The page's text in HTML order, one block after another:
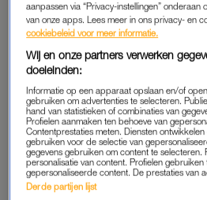
TEKORTKOMINGEN
De onderzoekers vonden geen
schendingen van het dierenwelzijn
van het verwerkingsproces
elf bezochte runderslachthuizen
eerste schot buiten het bewustzijn.
een elektrisch apparaat gebruikt om
drijven, terwijl het gebruik van
middel is toegestaan.
aanpassen via “Privacy-instellingen” onderaan
van onze apps. Lees meer in ons privacy- en
cookiebeleid voor meer informatie.
Wij en onze partners verwerken
doeleinden:
Informatie op een apparaat opslaan en/of
gebruiken om advertenties te selecteren.
hand van statistieken of combinaties van
Profielen aanmaken ten behoeve van
Contentprestaties meten. Diensten
gebruiken voor de selectie van
gegevens gebruiken om content te selecteren.
personalisatie van content. Profielen gebruiken
gepersonaliseerde content. De prestaties van
Derde partijen lijst